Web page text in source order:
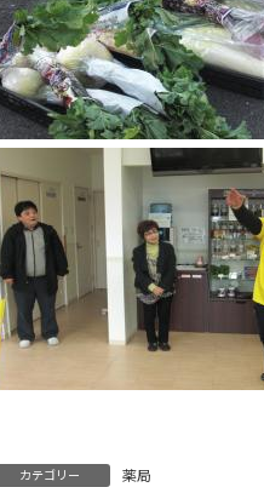
カテゴリー 薬局